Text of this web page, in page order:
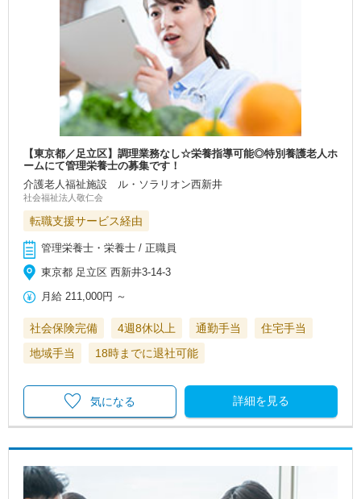
【東京都／足立区】調理業務なし☆栄養指導可能◎特別養護老人ホ
ームにて管理栄養士の募集です！
介護老人福祉施設 ル・ソラリオン西新井
社会福祉法人敬仁会
転職支援サービス経由
管理栄養士・栄養士 / 正職員
東京都 足立区 西新井3-14-3
月給 211,000円 ～
社会保険完備 4週8休以上 通勤手当
住宅手当
地域手当
18時までに退社可能
詳細を見る
気になる